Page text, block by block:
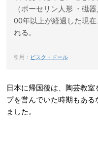
（ポーセリン人形 ・磁
00年以上が経過した現
れる。
引用： ビスク・ドール
日本に帰国後は、陶芸教
プを営んでいた時期もあ
ました。